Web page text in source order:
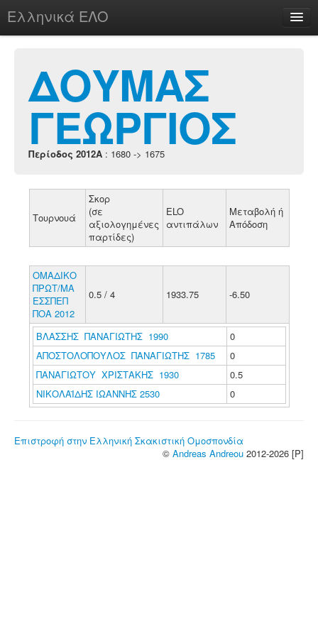
Ελληνικά ΕΛΟ
chesstu.be @ discord
Login
ΔΟΥΜΑΣ
ΓΕΩΡΓΙΟΣ
Περίοδος 2012A : 1680 -> 1675
Τουρνουά
Σκορ
(σε
αξιολογημένες
παρτίδες)
ELO
αντιπάλων
Μεταβολή ή
Απόδοση
ΟΜΑΔΙΚΟ
ΠΡΩΤ/ΜΑ
ΕΣΣΠΕΠ
ΠΟΑ 2012
0.5 / 4 1933.75 -6.50
ΒΛΑΣΣΗΣ ΠΑΝΑΓΙΩΤΗΣ 1990
0
ΑΠΟΣΤΟΛΟΠΟΥΛΟΣ ΠΑΝΑΓΙΩΤΗΣ 1785
0
ΠΑΝΑΓΙΩΤΟΥ ΧΡΙΣΤΑΚΗΣ 1930
0.5
ΝΙΚΟΛΑΪΔΗΣ ΙΩΑΝΝΗΣ 2530
0
Επιστροφή στην Ελληνική Σκακιστική Ομοσπονδία
© Andreas Andreou 2012-2026 [P]